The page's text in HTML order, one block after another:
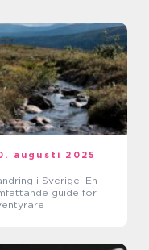
augusti 2025
i Sverige: En
guide för